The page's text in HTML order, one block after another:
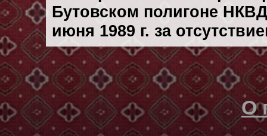
Бутовском полигоне
июня 1989 г. за
О